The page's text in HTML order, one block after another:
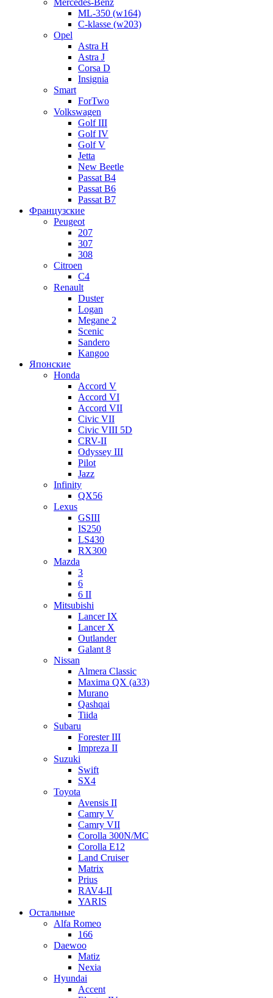
Mercedes-Benz
ML-350 (w164)
C-klasse (w203)
Opel
Astra H
Astra J
Corsa D
Insignia
Smart
ForTwo
Volkswagen
Golf III
Golf IV
Golf V
Jetta
New Beetle
Passat B4
Passat B6
Passat B7
Французские
Peugeot
207
307
308
Citroen
C4
Renault
Duster
Logan
Megane 2
Scenic
Sandero
Kangoo
Японские
Honda
Accord V
Accord VI
Accord VII
Civic VII
Civic VIII 5D
CRV-II
Odyssey III
Pilot
Jazz
Infinity
QX56
Lexus
GSIII
IS250
LS430
RX300
Mazda
3
6
6 II
Mitsubishi
Lancer IX
Lancer X
Outlander
Galant 8
Nissan
Almera Classic
Maxima QX (a33)
Murano
Qashqai
Tiida
Subaru
Forester III
Impreza II
Suzuki
Swift
SX4
Toyota
Avensis II
Camry V
Camry VII
Corolla 300N/MC
Corolla E12
Land Cruiser
Matrix
Prius
RAV4-II
YARIS
Остальные
Alfa Romeo
166
Daewoo
Matiz
Nexia
Hyundai
Accent